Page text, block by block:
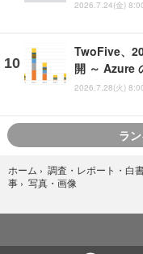
2026.7.24(金)
TwoFive、
開 ～ Azure
2026.7.28(火)
ラ
ホーム › 調査・レポート・白
事 › 写真・画像